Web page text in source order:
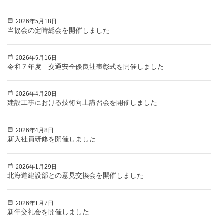
2026年5月18日
当協会の定時総会を開催しました
2026年5月16日
令和７年度 交通安全優良社表彰式を開催しました
2026年4月20日
建設工事における技術向上講習会を開催しました
2026年4月8日
新入社員研修を開催しました
2026年1月29日
北海道建設部との意見交換会を開催しました
2026年1月7日
新年交礼会を開催しました